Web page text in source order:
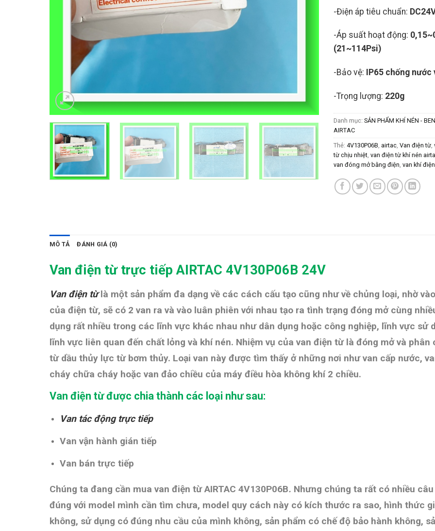
-Điện áp tiêu chuẩn:
-Áp suất hoạt động:
(21~114Psi)
-Bảo vệ: IP65 chống
-Trọng lượng: 220g
Danh mục: SẢN PHẨM KHÍ NÉN -
AIRTAC
Thẻ: 4V130P06B airtac Van điện từ
từ chịu nhiệt van điện từ khí nén
van đóng mở bằng điện van khí
MÔ TẢ ĐÁNH GIÁ (0)
Van điện từ trực tiếp AIRTAC 4V130P06B 24V
Van điện từlà một sản phẩm đa dạng về các cách cấu tạo cũng như về chủng loại, nhờ
của điện từ, sẽ có 2 van ra và vào luân phiên với nhau tạo ra tình trạng đóng mở cùng
dụng rất nhiều trong các lĩnh vực khác nhau như dân dụng hoặc công nghiệp, lĩnh vực sử
lĩnh vực liên quan đến chất lỏng và khí nén. Nhiệm vụ của van điện từ là đóng mở và
từ dầu thủy lực từ bơm thủy. Loại van này được tìm thấy ở những nơi như van cấp nước,
cháy chữa cháy hoặc van đảo chiều của máy điều hòa không khí 2 chiều.
Van điện từ được chia thành các loại như sau:
Van tác động trực tiếp
Van vận hành gián tiếp
Van bán trực tiếp
Chúng ta đang cần mua van điện từ AIRTAC 4V130P06B. Nhưng chúng ta rất có nhiều
đúng với model mình cần tìm chưa, model quy cách này có kích thước ra sao, hình thức
không, sử dụng có đúng nhu cầu của mình không, sản phẩm có chế độ bảo hành không,